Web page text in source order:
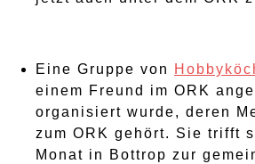
Eine Gruppe von
einem Freund im ORK
organisiert wurde, deren
zum ORK gehört. Sie trifft
Monat in Bottrop zur